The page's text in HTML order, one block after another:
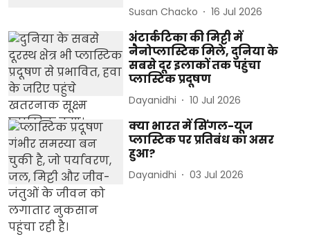
Susan Chacko 16 Jul 2026
अंटार्कटिका की मिट्टी में
नैनोप्लास्टिक मिले, दुनिया के
सबसे दूर इलाकों तक पहुंचा
प्लास्टिक प्रदूषण
Dayanidhi 10 Jul 2026
क्या भारत में सिंगल-यूज
प्लास्टिक पर प्रतिबंध का असर
हुआ?
Dayanidhi 03 Jul 2026